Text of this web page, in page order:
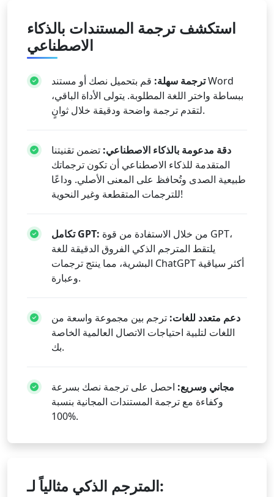
استكشف ترجمة المستندات بالذكاء
الاصطناعي
ترجمة سهلة: قم بتحميل نصك أو مستند Word
ببساطة واختر اللغة المطلوبة. يتولى الأداة الباقي،
لتقدم ترجمة واضحة ودقيقة خلال ثوانٍ.
دقة مدعومة بالذكاء الاصطناعي: تضمن تقنيتنا
المتقدمة للذكاء الاصطناعي أن تكون ترجماتك
طبيعية الصدى وتُحافظ على المعنى الأصلي. وداعًا
للترجمات المتقطعة وغير النحوية!
تكامل GPT:
يلتقط المترجم الذكي الفروق الدقيقة للغة
البشرية، مما ينتج ترجمات ChatGPT أكثر سياقية
وعبارة.
دعم متعدد للغات: ترجم بين مجموعة واسعة من
اللغات لتلبية احتياجات الاتصال العالمية الخاصة
بك.
مجاني وسريع: احصل على ترجمة نصك بسرعة
وكفاءة مع ترجمة المستندات المجانية بنسبة
100%.
المترجم الذكي مثالياً لـ: